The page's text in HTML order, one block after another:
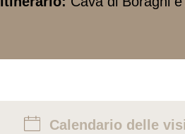
Calendario delle